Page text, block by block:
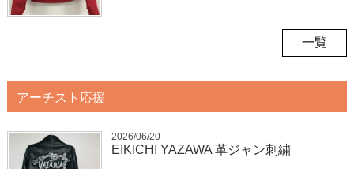
一覧
アーチスト応援
2026/06/20
EIKICHI YAZAWA 革ジャン刺繍